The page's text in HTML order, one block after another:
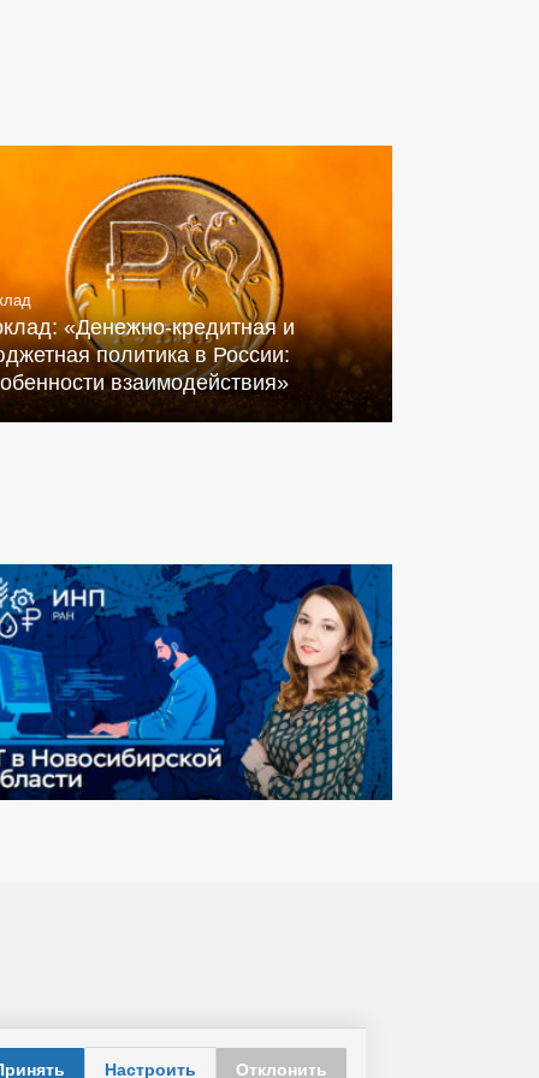
«Денежно-кредитная и
политика в России:
взаимодействия»
Настроить Отклонить